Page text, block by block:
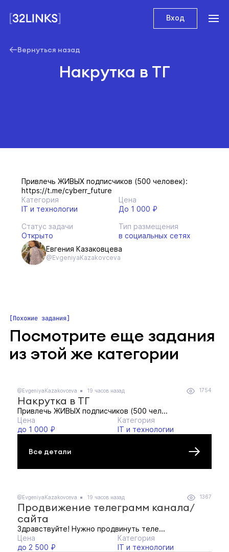
Вход
Вернуться назад
Накрутка в ТГ
Привлечь ЖИВЫХ подписчиков (500 человек):
https://t.me/cyberr_future
Категория
IT и технологии
Цена
До 1 000 ₽
Статус задачи
Открыто
Тип размещения
в социальных сетях
Евгения Казаковцева
@EvgeniyaKazakovceva
Похожие задания
Посмотрите еще задания
из этой же категории
@EvgeniyaKazakovceva 19 часов назад 1754
Накрутка в ТГ
Привлечь ЖИВЫХ подписчиков (500 чел...
Цена
до 1 000 ₽
Категория
IT и технологии
Все детали
@EvgeniyaKazakovceva 19 часов назад 1367
Продвижение телеграмм канала/
сайта
Здравствуйте! Нужно продвинуть теле...
Цена
до 2 500 ₽
Категория
IT и технологии